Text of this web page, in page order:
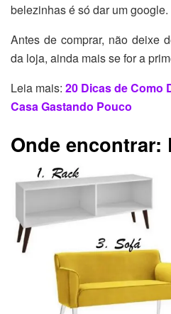
belezinhas é só dar um google.
Antes de comprar, não deixe
da loja, ainda mais se for a
Leia mais: 20 Dicas de Como
Casa Gastando Pouco
Onde encontrar: